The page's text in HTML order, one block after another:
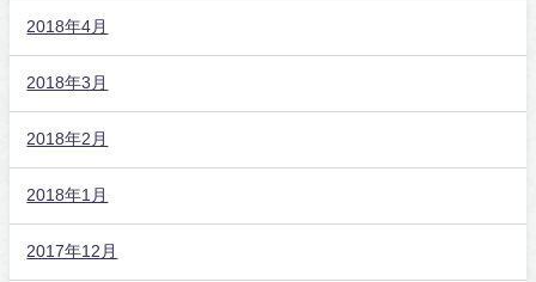
2018年4月
2018年3月
2018年2月
2018年1月
2017年12月